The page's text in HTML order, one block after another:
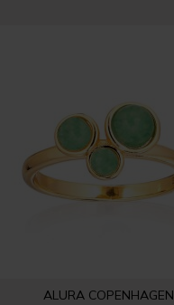
ALURA COPENHAGEN